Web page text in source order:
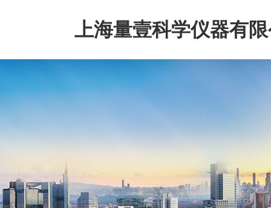
上海量壹科学仪器有